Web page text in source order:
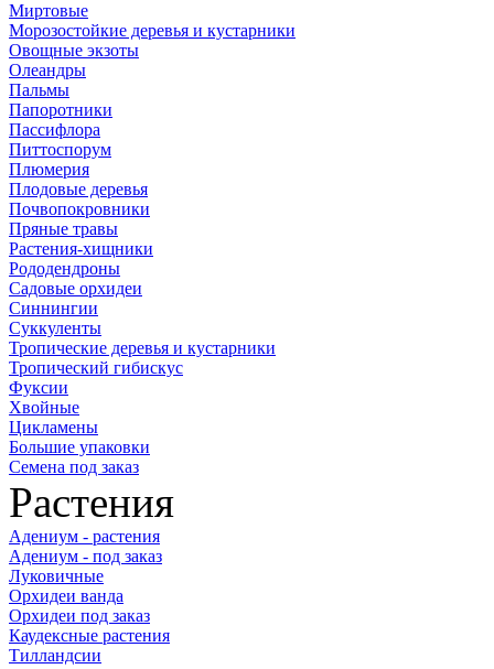
Миртовые
Морозостойкие деревья и кустарники
Овощные экзоты
Олеандры
Пальмы
Папоротники
Пассифлора
Питтоспорум
Плюмерия
Плодовые деревья
Почвопокровники
Пряные травы
Растения-хищники
Рододендроны
Садовые орхидеи
Синнингии
Суккуленты
Тропические деревья и кустарники
Тропический гибискус
Фуксии
Хвойные
Цикламены
Большие упаковки
Семена под заказ
Растения
Адениум - растения
Адениум - под заказ
Луковичные
Орхидеи ванда
Орхидеи под заказ
Каудексные растения
Тилландсии